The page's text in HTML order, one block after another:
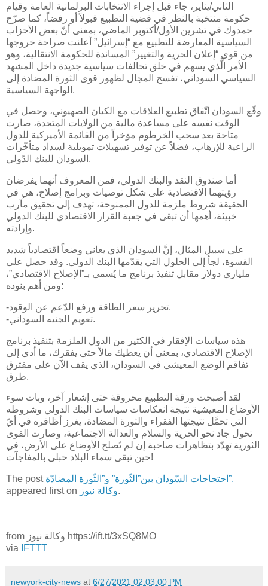
الثاني/يناير، جاء قبل إجراء الانتخابات البرلمانية العامة وقيام
حكومة منتخبة بالنظر في قضية التطبيع قبولاً أو رفضاً، كما صرّح
حمدوك في تشرين الأول/أكتوبر الماضي، بمعنى أنّ بعض الأحزاب
السياسية المعارضة للتطبيع مع “إسرائيل” أعلنت صراحة خروجها
من قوى “إعلان الحرية والتغيير” المساندة للحكومة الانتقالية، وهو
الأمر الَّذي يسهم في خلق تحالفات سياسية جديدة داخل المشهد
السياسي السوداني، تفسح المجال لظهور قوى الثورة المضادة إلى
الواجهة السياسية.
وقّع السودان اتّفاق تطبيع العلاقات مع الكيان الصهيوني، وحصل في
الوقت نفسه على مساعدة مالية من الولايات المتحدة، صارت
متاحة بعد سحب الخرطوم مؤخراً من القائمة الأميركية للدول
الراعية للإرهاب، فضلاً عن توفير تسهيلات تمويلية لسداد متأخّرات
السودان للبنك الدّولي.
أما صندوق النقد والبنك الدولي، فمن المعروف أنهما يفرضان
رؤيتهما الاقتصادية على شكل توصيات وبرامج إصلاح، هي في
الحقيقة شروط ملزمة للدول الممنوحة، تهدف إلى تحقيق مآرب
خبيثة، أهمها أن تبقى في جعبة القرار الاقتصادي للبنك الدولي
وإرادته.
على سبيل المثال، إنَّ السودان الذي يعاني وضعاً اقتصادياً شديد
القسوة، لجأ إلى الحلول التي يقدّمها البنك الدولي. وقد حصل على
ملياري دولار مقابل تنفيذ برنامج ما يُسمى بـ”الإصلاح الاقتصادي”،
ومن أهم بنوده:
-تحرير سعر الطاقة ورفع الدّعم عن الوقود.
-تعويم الجنيه السوداني.
هذه سياسات الإفقار في الكثير من الدول الملزمة بتنفيذ برنامج
الإصلاح الاقتصادي، بمعنى أن يعطيك مالاً حتى يفقرك، ما أدى إلى
تفاقم الوضع المعيشي في السودان، الذي يقف الآن على مفترق
طرق.
لقد أصبحت ورقة التطبيع محروقة حتى إشعار آخر، وبات سوء
الأوضاع المعيشية نتيجة انعكاسات سياسات البنك الدولي وشروطه
التي تحمَّل نتيجتها الفقراء والثورة المضادة، يغرز أظافره في أيّ
تحول جاد نحو الحرية والسلام والعدالة الاجتماعية، وصارت القوى
الثورية تهدّد بتظاهرات صاخبة إن لم تُصلح الأوضاع على الأرض، في
حين تبقى سماء البلاد حبلى بالمفاجآت!
The post
احتجاجات السّودان بين ”الثّورة” و”الثّورة المضادّة”.
appeared first on وكالة نيوز.
from وكالة نيوز https://ift.tt/3xSQ8MO
via
IFTTT
newyork-city-news at 6/27/2021 02:03:00 PM